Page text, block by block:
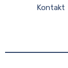
Kontakt